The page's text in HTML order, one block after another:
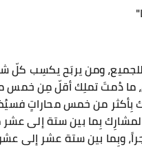
ومن يربَح يكسِب كلّ
دُمتَ تملِك أقلّ مِن خمس
بِأكثر من خمس محاراتٍ
بِما بين ستة إلى
وبِما بين ستة عشر إلى